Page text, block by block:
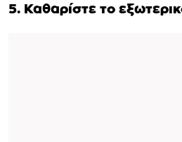
5. Καθαρίστε το